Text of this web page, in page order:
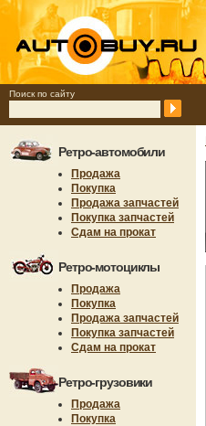
Поиск по сайту
Ретро-автомобили
Продажа
Покупка
Продажа запчастей
Покупка запчастей
Сдам на прокат
Ретро-мотоциклы
Продажа
Покупка
Продажа запчастей
Покупка запчастей
Сдам на прокат
Ретро-грузовики
Продажа
Покупка